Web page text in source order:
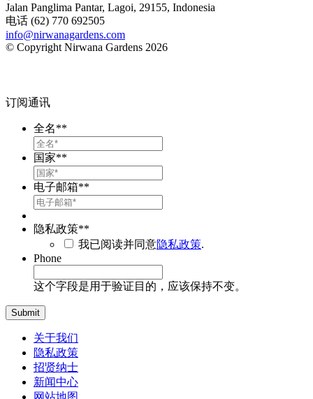
Jalan Panglima Pantar, Lagoi, 29155, Indonesia
电话 (62) 770 692505
info@nirwanagardens.com
© Copyright Nirwana Gardens 2026
订阅通讯
全名**
国家**
电子邮箱**
隐私政策**
我已阅读并同意隐私政策.
Phone
这个字段是用于验证目的，应该保持不变。
关于我们
隐私政策
招贤纳士
新闻中心
网站地图